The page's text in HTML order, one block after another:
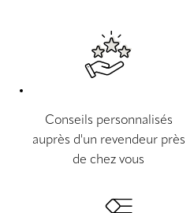
Conseils personnalisés
auprès d'un revendeur près
de chez vous